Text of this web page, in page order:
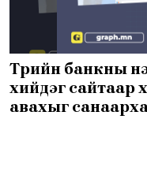
Төрийн банкны
хийдэг сайтаар
авахыг